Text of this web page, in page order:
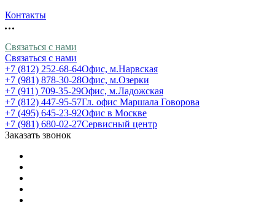
Контакты
Связаться с нами
Связаться с нами
+7 (812) 252-68-64Офис, м.Нарвская
+7 (981) 878-30-28Офис, м.Озерки
+7 (911) 709-35-29Офис, м.Ладожская
+7 (812) 447-95-57Гл. офис Маршала Говорова
+7 (495) 645-23-92Офис в Москве
+7 (981) 680-02-27Сервисный центр
Заказать звонок